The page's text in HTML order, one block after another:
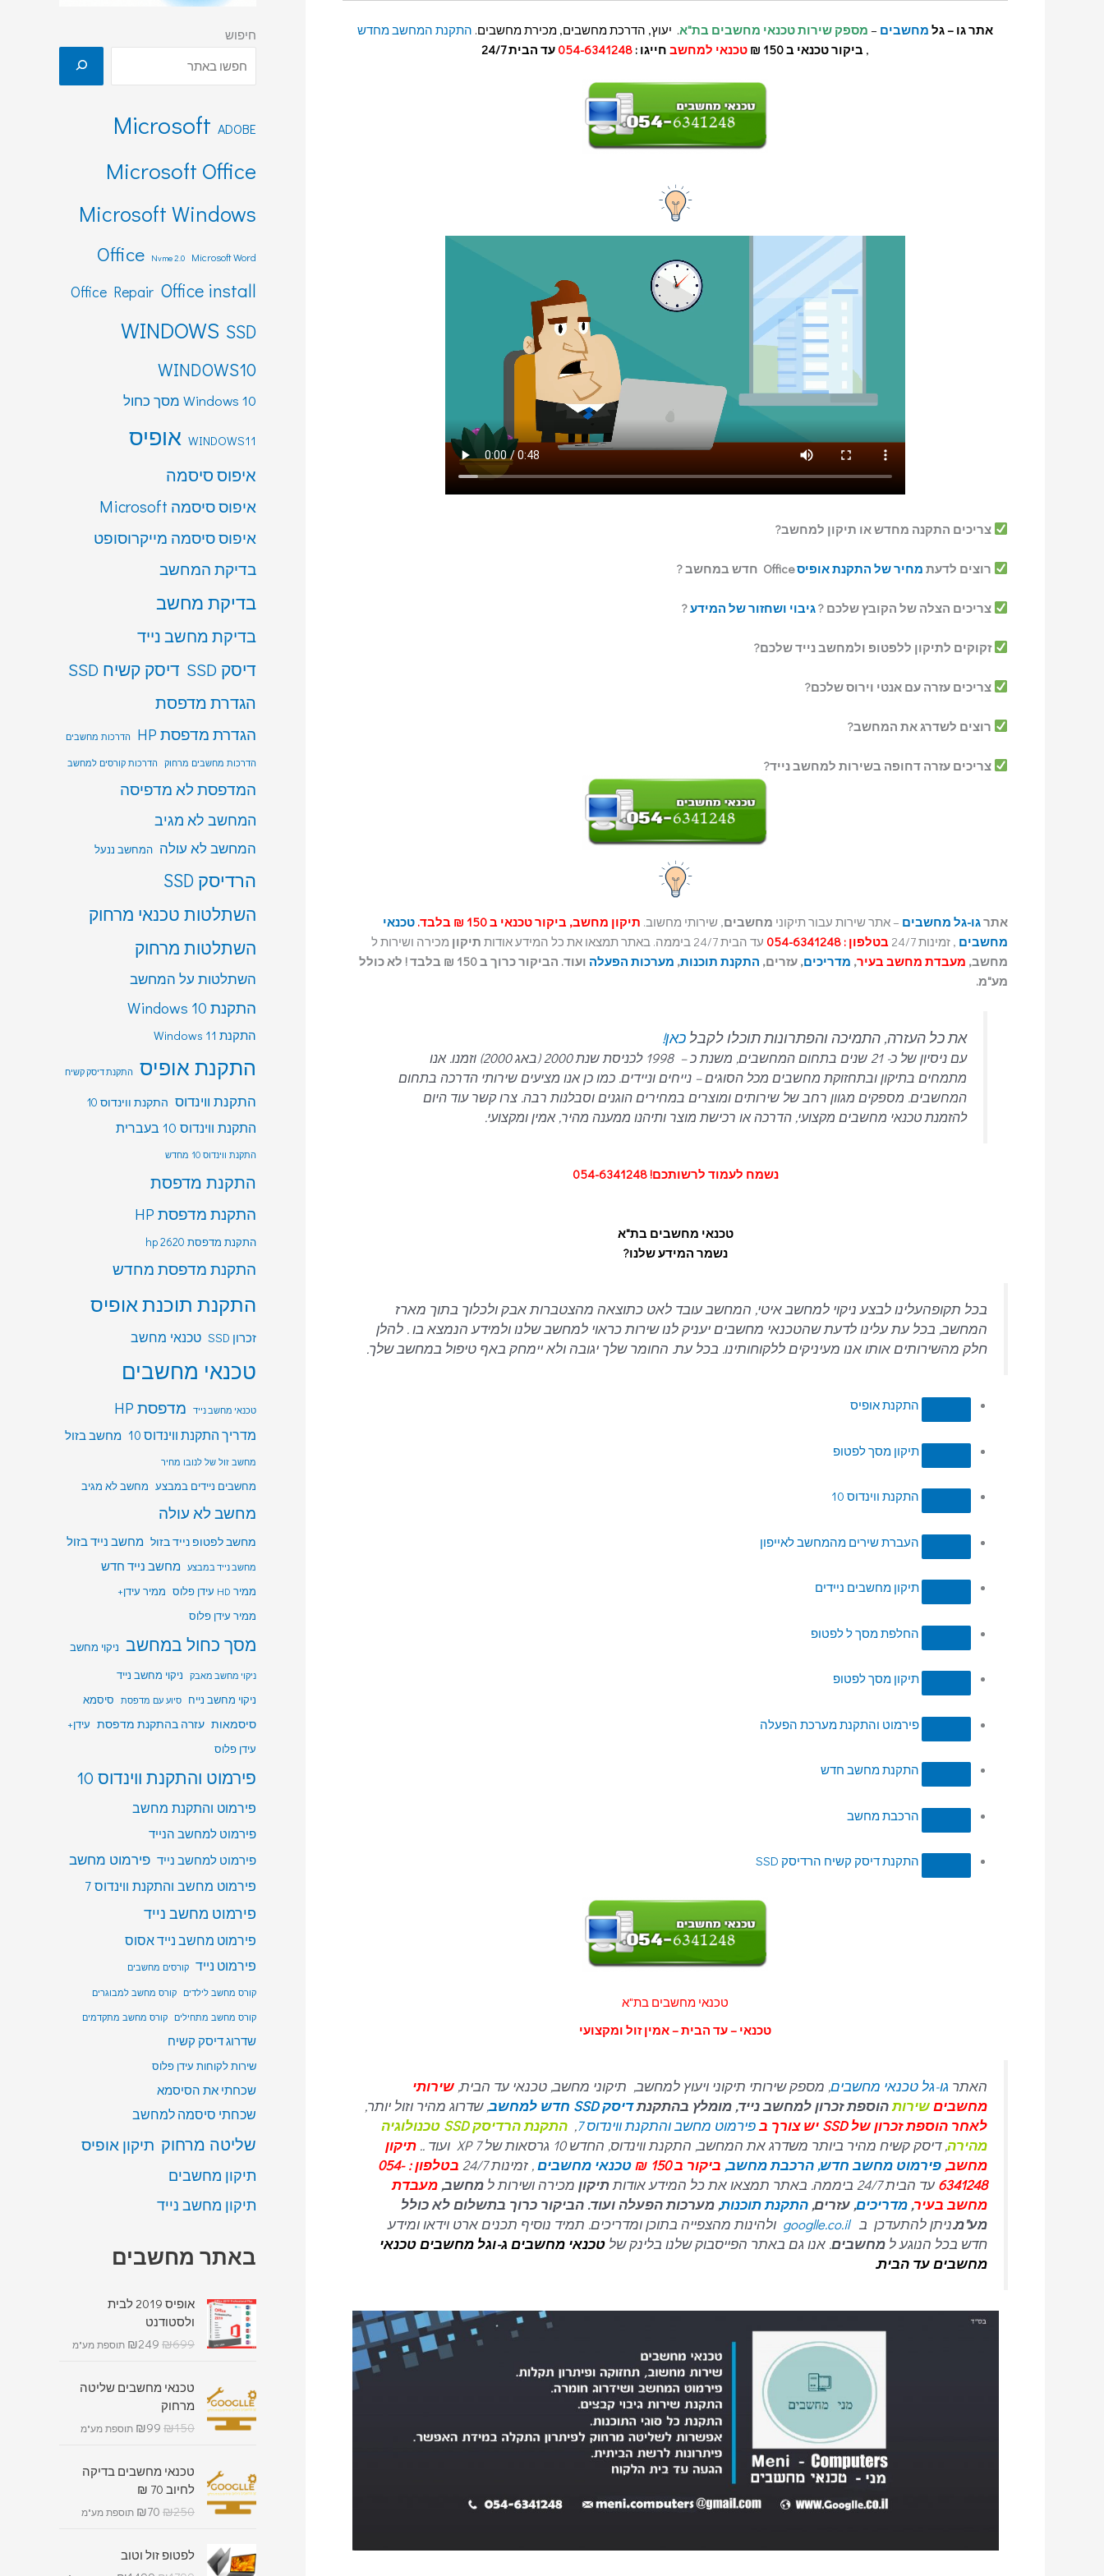
אתר גו – גל מחשבים – מספק שירות טכנאי מחשבים בת"א. יעוץ, הדרכת מחשבים, מכירת מחשבים. התקנת המחשב מחדש
, ביקור טכנאי ב 150 ₪ טכנאי למחשב חייגו : 054-6341248 עד הבית 24/7
צריכים התקנה מחדש או תיקון למחשב?
רוצים לדעת מחיר של התקנת אופיסOffice חדש במחשב ?
צריכים הצלה של הקובץ שלכם ?גיבוי ושחזור של המידע?
זקוקים לתיקון ללפטופ ולמחשב נייד שלכם?
צריכים עזרה עם אנטי וירוס שלכם?
רוצים לשדרג את המחשב?
צריכים עזרה דחופה בשירות למחשב נייד?
אתרגו-גל מחשבים – אתר שירות עבור תיקוני מחשבים, שירותי מחשוב. תיקון מחשב, ביקור טכנאי ב 150 ₪ בלבד.
טכנאי
מחשבים , זמינות 24/7 בטלפון : 054-6341248 עד הבית 24/7 ביממה. באתר תמצאו את כל המידע אודות תיקון מכירה ושירות ל
מחשב, מעבדת מחשב בעיר, מדריכים, עזרים, התקנת תוכנות, מערכות הפעלה
ועוד. הביקור כרוך ב 150 ₪ בלבד ! לא כולל
מע"מ.
את כל העזרה, התמיכה והפתרונות תוכלו לקבלכאן!
עם ניסיון של כ- 21 שנים בתחום המחשבים, משנת כ – 1998 לכניסת שנת 2000 (באג 2000) וזמנו. אנו
מתמחים בתיקון ובתחזוקת מחשבים מכל הסוגים – נייחים וניידים. כמו כן אנו מציעים שירותי הדרכה בתחום
המחשבים. מספקים מגוון רחב של שירותים ומוצרים במחירים הוגנים וסבלנות רבה. צרו קשר עוד היום
להזמנת טכנאי מחשבים מקצועי, הדרכה או רכישת מוצר ותיהנו ממענה מהיר, אמין ומקצועי.
נשמח לעמוד לרשותכם! 054-6341248
טכנאי מחשבים בת"א
נשמר המידע שלנו?
בכל תקופהעלינו לבצע ניקוי למחשב איטי, המחשב עובד לאט כתוצאה מהצטברות אבק ולכלוך בתוך מארז
המחשב, בכל עת עלינו לדעת שהטכנאי מחשבים יעניק לנו שירות כראוי למחשב שלנו ולמידע הנמצא בו . להלן
חלק מהשירותים אותו אנו מעיניקים ללקוחותינו. בכל עת. החומר שלך יגובה ולא יימחק באף טיפול במחשב שלך.
התקנת אופיס
תיקון מסך לפטופ
התקנת ווינדוס 10
העברת שירים מהמחשב לאייפון
תיקון מחשבים ניידים
החלפת מסך ל לפטופ
תיקון מסך לפטופ
פירמוט והתקנת מערכת הפעלה
התקנת מחשב חדש
הרכבת מחשב
התקנת דיסק קשיח הרדיסק SSD
טכנאי מחשבים בת"א
טכנאי – עד הבית – אמין זול ומקצועי
האתר גו-גל טכנאי מחשבים, מספק שירותי תיקוני ויעוץ למחשב, תיקוני מחשב, טכנאי עד הבית, שירותי
מחשביםשירותהוספת זכרון למחשב נייד, מומלץ בהתקנתדיסק SSD חדש למחשב
, שדרוג מהיר וזול יותר,
לאחר הוספת זכרון של SSD יש צורך ב
פירמוט מחשב והתקנת ווינדוס 7 ,
התקנת הרדיסק SSD טכנולוגיה
מהירה, דיסק קשיח מהיר ביותר משדרג את המחשב, התקנת ווינדוס, החדש 10 גרסאות של 7 XP ועוד ..
תיקון
מחשב, פירמוט מחשב חדש, הרכבת מחשב, ביקור ב 150 ₪ טכנאי מחשבים, זמינות 24/7
בטלפון : 054-
6341248 עד הבית 24/7 ביממה. באתר תמצאו את כל המידע אודות תיקון מכירה ושירות ל מחשב, מעבדת
מחשב בעיר, מדריכים, עזרים, התקנת תוכנות, מערכות הפעלה ועוד. הביקור כרוך בתשלום לא כולל
מע"מ.ניתן להתעדכן בgooglle.co.il ולהינות מהצפייה בתוכן ומדריכים. תמיד נוסיף תכנים ארט וידאו ומידע
חדש בכל הנוגע ל מחשבים. אנו גם באתר הפייסבוק שלנו בלינק של טכנאי מחשבים ג-וגל מחשבים טכנאי
מחשבים עד הבית.
חיפוש
ADOBE
Microsoft
Microsoft Office
Microsoft Windows
Microsoft Word
Nvme 2.0
Office
Office install
Office Repair
SSD
WINDOWS
WINDOWS10
Windows 10 מסך כחול
WINDOWS11 אופיס
איפוס סיסמה
איפוס סיסמה Microsoft
איפוס סיסמה מייקרוסופט
בדיקת המחשב
בדיקת מחשב
בדיקת מחשב נייד
דיסק SSD דיסק קשיח SSD
הגדרת מדפסת
הגדרת מדפסת HP הדרכות מחשבים
הדרכות מחשבים מרחוק הדרכות קורסים למחשב
המדפסת לא מדפיסה
המחשב לא מגיב
המחשב לא עולה המחשב ננעל
הרדיסק SSD
השתלטות טכנאי מרחוק
השתלטות מרחוק
השתלטות על המחשב
התקנת Windows 10
התקנת Windows 11
התקנת אופיס התקנת דיסק קשיח
התקנת ווינדוס התקנת ווינדוס 10
התקנת ווינדוס 10 בעברית
התקנת ווינדוס 10 מחדש
התקנת מדפסת
התקנת מדפסת HP
התקנת מדפסת hp 2620
התקנת מדפסת מחדש
התקנת תוכנת אופיס
זכרון SSD טכנאי מחשב
טכנאי מחשבים
טכנאי מחשב נייד מדפסת HP
מדריך התקנת ווינדוס 10 מחשב בזול
מחשב זול של לנובו מחיר
מחשבים ניידים במבצע מחשב לא מגיב
מחשב לא עולה
מחשב לפטופ נייד בזול מחשב נייד בזול
מחשב נייד במבצע מחשב נייד חדש
ממיר HD עידן פלוס
ממיר עידן+
ממיר עידן פלוס
מסך כחול במחשב ניקוי מחשב
ניקוי מחשב מאבק
ניקוי מחשב נייד
ניקוי מחשב נייח סיוע עם מדפסת סיסמא
סיסמאות עזרה בהתקנת מדפסת עידן+
עידן פלוס
פירמוט והתקנת ווינדוס 10
פירמוט והתקנת מחשב
פירמוט למחשב הנייד
פירמוט למחשב נייד פירמוט מחשב
פירמוט מחשב והתקנת ווינדוס 7
פירמוט מחשב נייד
פירמוט מחשב נייד אסוס
פירמוט נייד קורסים מחשבים
קורס מחשב לילדים קורס מחשב למבוגרים
קורס מחשב מתחילים קורס מחשב מתקדמים
שדרוג דיסק קשיח
שירות לקוחות עידן פלוס
שכחתי את הסיסמא
שכחתי סיסמה למחשב
שליטה מרחוק תיקון אופיס
תיקון מחשבים
תיקון מחשב נייד
באתר מחשבים
אופיס 2019 לבית
ולסטודנט
₪699
₪249 תוספת מע"מ
טכנאי מחשבים שליטה
מרחוק
₪150
₪99 תוספת מע"מ
טכנאי מחשבים בדיקה
לחיוב 70 ₪
₪250
₪70 תוספת מע"מ
לפטופ זול וטוב